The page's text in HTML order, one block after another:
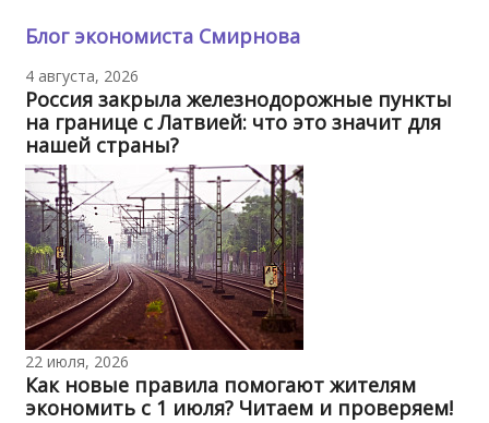
Блог экономиста Смирнова
4 августа, 2026
Россия закрыла железнодорожные пункты
на границе с Латвией: что это значит для
нашей страны?
22 июля, 2026
Как новые правила помогают жителям
экономить с 1 июля? Читаем и проверяем!